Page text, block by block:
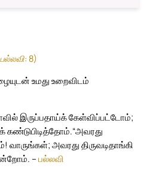
8)
உமது உறைவிடம்
இருப்பதாய்க் கேள்விப்பட்டோம்;
“அவரது
அவரது திருவடிதாங்கி
–பல்லவி